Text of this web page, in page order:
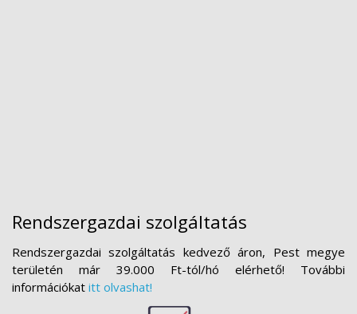
Rendszergazdai szolgáltatás
Rendszergazdai szolgáltatás kedvező áron, Pest megye
területén már 39.000 Ft-tól/hó elérhető! További
információkat itt olvashat!